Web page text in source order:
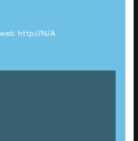
http://N/A